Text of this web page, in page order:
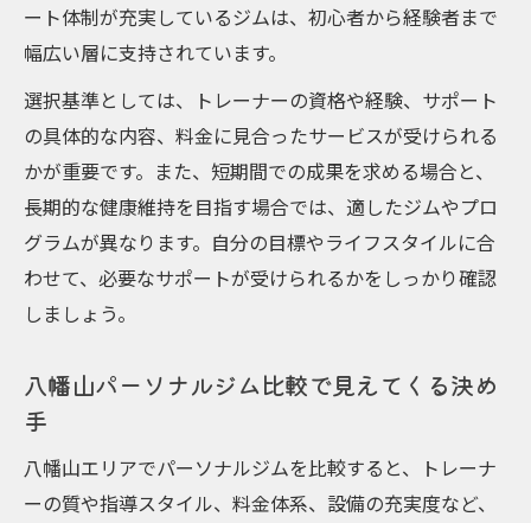
ート体制が充実しているジムは、初心者から経験者まで
幅広い層に支持されています。
選択基準としては、トレーナーの資格や経験、サポート
の具体的な内容、料金に見合ったサービスが受けられる
かが重要です。また、短期間での成果を求める場合と、
長期的な健康維持を目指す場合では、適したジムやプロ
グラムが異なります。自分の目標やライフスタイルに合
わせて、必要なサポートが受けられるかをしっかり確認
しましょう。
八幡山パーソナルジム比較で見えてくる決め
手
八幡山エリアでパーソナルジムを比較すると、トレーナ
ーの質や指導スタイル、料金体系、設備の充実度など、